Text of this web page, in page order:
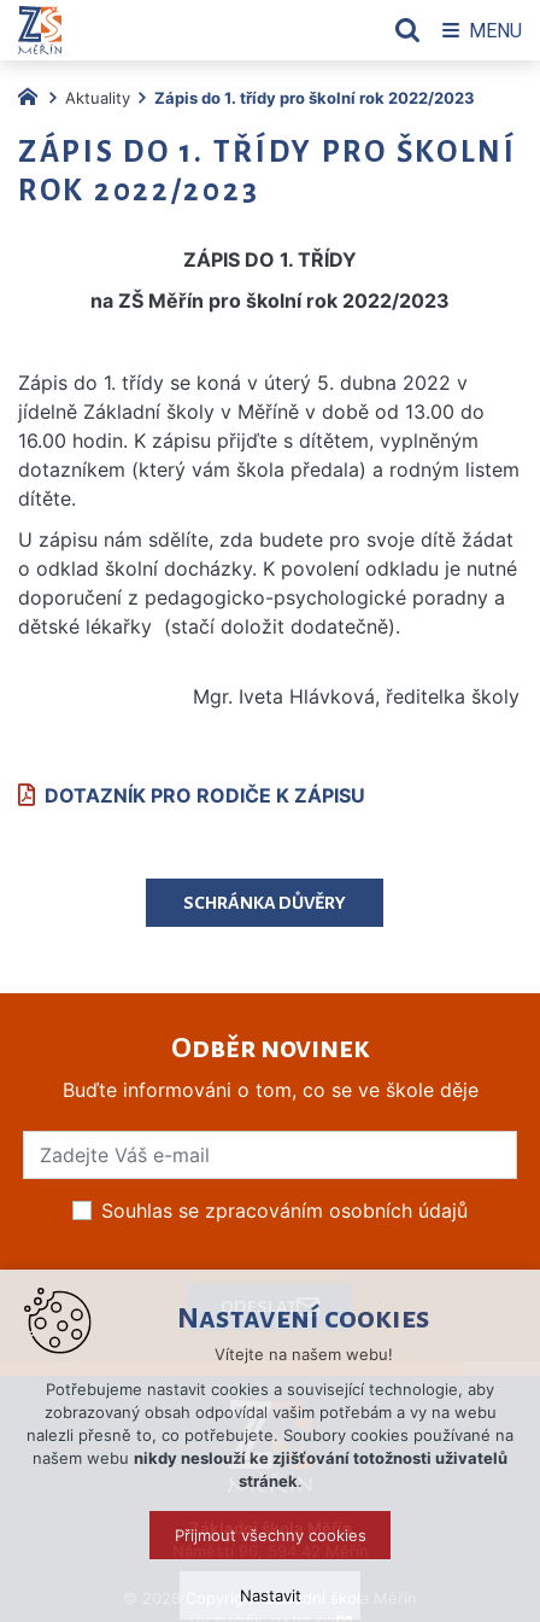
SCHRÁNKA DŮVĚRY
Aktuality Zápis do 1. třídy pro školní rok 2022/2023
ZÁPIS DO 1. TŘÍDY PRO ŠKOLNÍ
ROK 2022/2023
ZÁPIS DO 1. TŘÍDY
na ZŠ Měřín pro školní rok 2022/2023
Zápis do 1. třídy se koná v úterý 5. dubna 2022 v
jídelně Základní školy v Měříně v době od 13.00 do
16.00 hodin. K zápisu přijďte s dítětem, vyplněným
dotazníkem (který vám škola předala) a rodným listem
dítěte.
U zápisu nám sdělíte, zda budete pro svoje dítě žádat
o odklad školní docházky. K povolení odkladu je nutné
doporučení z pedagogicko-psychologické poradny a
dětské lékařky (stačí doložit dodatečně).
Mgr. Iveta Hlávková, ředitelka školy
DOTAZNÍK PRO RODIČE K ZÁPISU
Odběr novinek
Buďte informováni o tom, co se ve škole děje
Souhlas se zpracováním osobních údajů
Základní škola Měřín
Náměstí 96, 594 42 Měřín
© 2026 Copyright Základní škola Měřín
MENU
Nastavení cookies
Vítejte na našem webu!
Potřebujeme nastavit cookies a související technologie, aby
zobrazovaný obsah odpovídal vašim potřebám a vy na webu
nalezli přesně to, co potřebujete. Soubory cookies používané na
našem webu nikdy neslouží ke zjišťování totožnosti uživatelů
stránek.
Přijmout všechny cookies
Nastavit